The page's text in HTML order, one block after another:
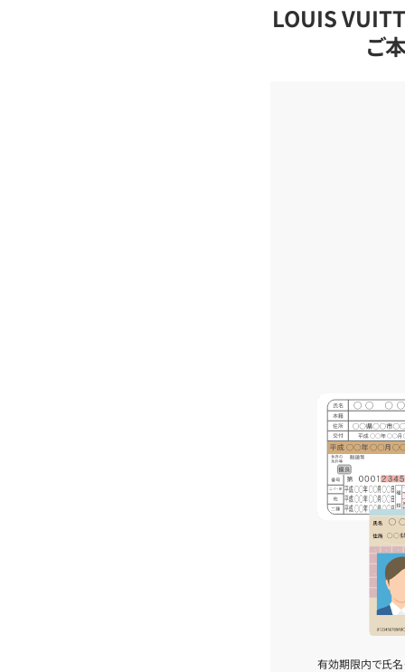
LOUIS
ご
有効期限内で氏名